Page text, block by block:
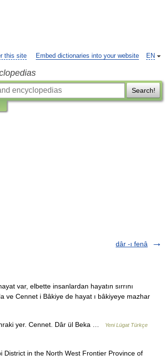
EN
this site Embed dictionaries into your website
Search!
dâr -ı fenâ
var, elbette insanlardan hayatın sırrını
ve Cennet i Bâkiye de hayat ı bâkiyeye mazhar
yer. Cennet. Dâr ül Beka …
Yeni Lügat Türkçe
in the North West Frontier Province of